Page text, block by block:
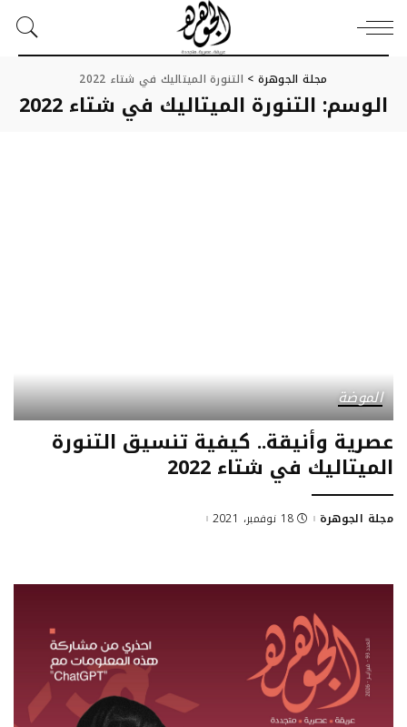
مجلة الجوهرة > التنورة الميتاليك في شتاء 2022
الوسم: التنورة الميتاليك في شتاء 2022
الموضة
عصرية وأنيقة.. كيفية تنسيق التنورة
الميتاليك في شتاء 2022
مجلة الجوهرة 18 نوفمبر، 2021